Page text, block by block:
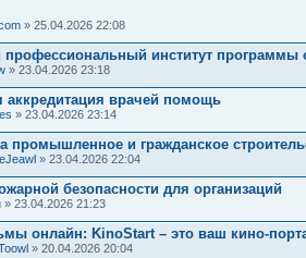
» 25.04.2026 22:08
профессиональный институт программы
» 23.04.2026 23:18
аккредитация врачей помощь
» 23.04.2026 23:14
промышленное и гражданское
» 23.04.2026 22:04
безопасности для организаций
» 23.04.2026 21:23
онлайн: KinoStart – это ваш кино-
» 20.04.2026 20:04